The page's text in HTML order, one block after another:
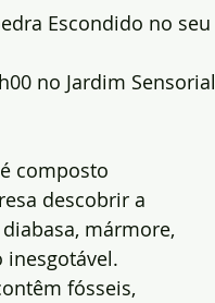
Escondido no seu
no Jardim Sensorial
composto
descobrir a
mármore,
inesgotável.
fósseis,